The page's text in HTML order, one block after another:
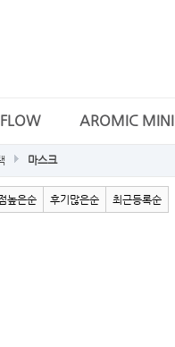
AROMIC MINI
마스크
높은순 후기많은순 최근등록순